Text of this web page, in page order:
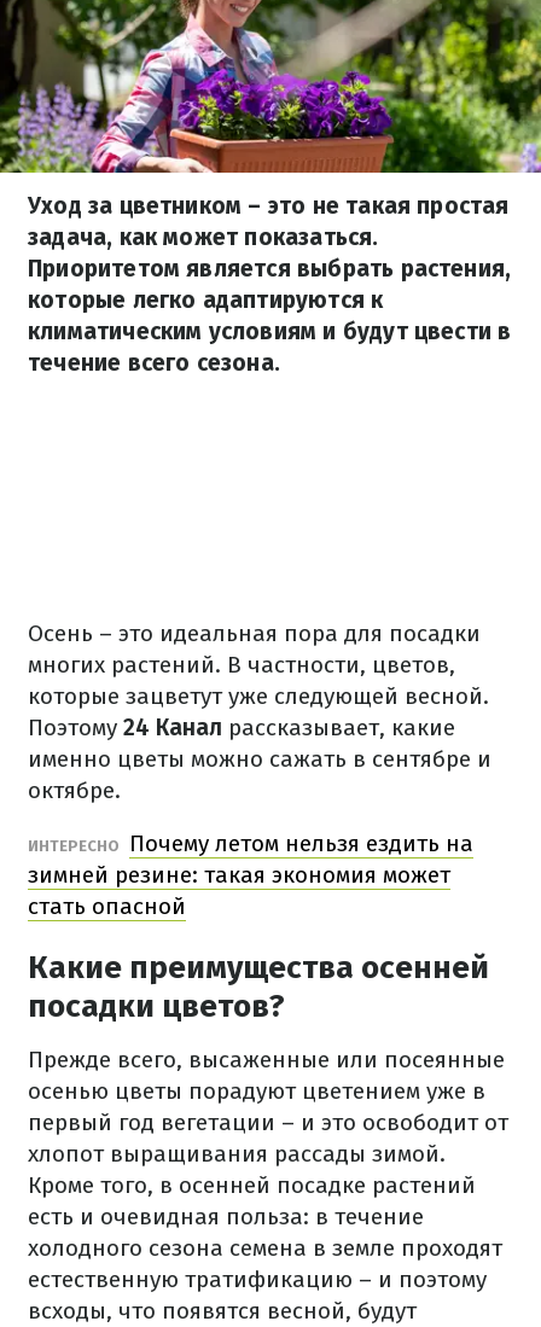
Уход за цветником – это не такая простая
задача, как может показаться.
Приоритетом является выбрать растения,
которые легко адаптируются к
климатическим условиям и будут цвести в
течение всего сезона.
Осень – это идеальная пора для посадки
многих растений. В частности, цветов,
которые зацветут уже следующей весной.
Поэтому 24 Канал рассказывает, какие
именно цветы можно сажать в сентябре и
октябре.
ИНТЕРЕСНО
Почему летом нельзя ездить на
зимней резине: такая экономия может
стать опасной
Какие преимущества осенней
посадки цветов?
Прежде всего, высаженные или посеянные
осенью цветы порадуют цветением уже в
первый год вегетации – и это освободит от
хлопот выращивания рассады зимой.
Кроме того, в осенней посадке растений
есть и очевидная польза: в течение
холодного сезона семена в земле проходят
естественную тратификацию – и поэтому
всходы, что появятся весной, будут